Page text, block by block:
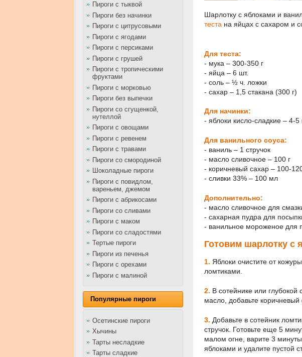
Пироги с тыквой
Пироги без начинки
Пироги с цитрусовыми
Пироги с ягодами
Пироги с персиками
Пироги с грушей
Пироги с тропическими
фруктами
Пироги с морковью
Пироги без выпечки
Пироги со сгущенкой,
нутеллой
Пироги с овощами
Пироги с ревенем
Пироги с травами
Пироги со смородиной
Шоколадные пироги
Пироги с повидлом,
вареньем, джемом
Пироги с абрикосами
Пироги со сливами
Пироги с маком
Пироги со сладостями
Тертые пироги
Пироги из печенья
Пироги с орехами
Пироги с малиной
Популярные пироги
Осетинские пироги
Хычины
Тарты несладкие
Тарты сладкие
Шарлотку с яблоками и
теста на яйцах с сахаром и
Для теста:
- мука – 300-350 г
- яйца – 6 шт.
- соль – ½ ч. ложки
- сахар – 1,5 стакана (300 г)
Для начинки:
- яблоки кисло-сладкие – 4-5
Для ванильного соуса:
- ваниль – 1 стручок
- масло сливочное – 100 г
- коричневый сахар – 100-
- сливки 33% – 100 мл
Дополнительно:
- масло сливочное для
- сахарная пудра для
- ванильное мороженое для
Готовим шарлотку с
1. Яблоки очистите от
ломтиками.
2. В сотейнике или
масло, добавьте коричневый
3. Добавьте в сотейник
стручок. Готовьте еще 5
малом огне, варите 3
яблоками и удалите пустой